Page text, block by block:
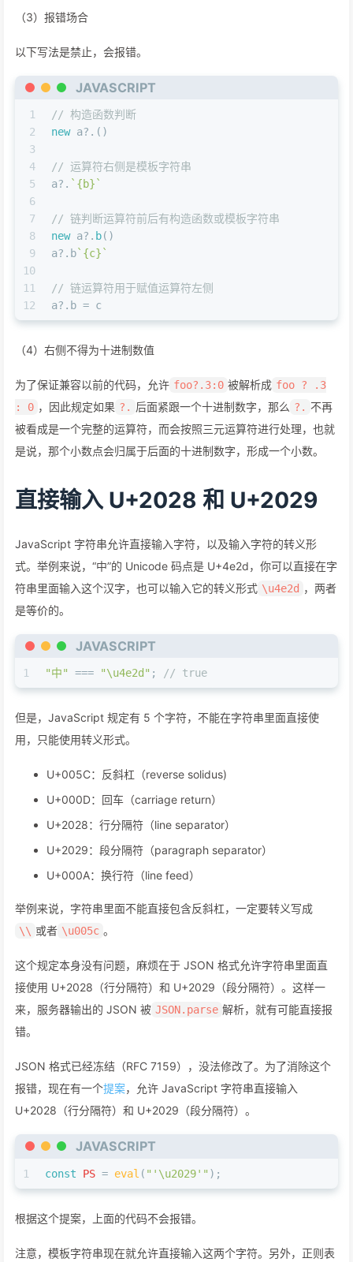
（3）报错场合
以下写法是禁止，会报错。
JAVASCRIPT
1
2
3
4
5
6
7
8
9
10
11
12
// 构造函数判断
new a?.()
// 运算符右侧是模板字符串
a?. `{b}`
// 链判断运算符前后有构造函数或模板字符串
new a?. b()
a?. b`{c}`
// 链运算符用于赋值运算符左侧
a?. b = c
（4）右侧不得为十进制数值
为了保证兼容以前的代码，允许 foo?.3:0 被解析成 foo ? .3
: 0 ，因此规定如果 ?. 后面紧跟一个十进制数字，那么 ?. 不再
被看成是一个完整的运算符，而会按照三元运算符进行处理，也就
是说，那个小数点会归属于后面的十进制数字，形成一个小数。
直接输入 U+2028 和 U+2029
JavaScript 字符串允许直接输入字符，以及输入字符的转义形
式。举例来说，“中”的 Unicode 码点是 U+4e2d，你可以直接在字
符串里面输入这个汉字，也可以输入它的转义形式 \u4e2d ，两者
是等价的。
JAVASCRIPT
1 "中" === "\u4e2d" ; // true
但是，JavaScript 规定有 5 个字符，不能在字符串里面直接使
用，只能使用转义形式。
U+005C：反斜杠（reverse solidus)
U+000D：回车（carriage return）
U+2028：行分隔符（line separator）
U+2029：段分隔符（paragraph separator）
U+000A：换行符（line feed）
举例来说，字符串里面不能直接包含反斜杠，一定要转义写成
\\ 或者 \u005c 。
这个规定本身没有问题，麻烦在于 JSON 格式允许字符串里面直
接使用 U+2028（行分隔符）和 U+2029（段分隔符）。这样一
来，服务器输出的 JSON 被 JSON.parse 解析，就有可能直接报
错。
JSON 格式已经冻结（RFC 7159），没法修改了。为了消除这个
报错，现在有一个提案，允许 JavaScript 字符串直接输入
U+2028（行分隔符）和 U+2029（段分隔符）。
JAVASCRIPT
1 const PS = eval ( "'\u2029'" );
根据这个提案，上面的代码不会报错。
注意，模板字符串现在就允许直接输入这两个字符。另外，正则表